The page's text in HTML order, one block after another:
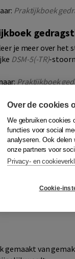
Praktijkboek
je meer over het
DSM-5(-TR)-
Praktijkboek
Set
gemaakt van
Over de cookies
We gebruiken cookies
functies voor social
analyseren. Ook delen
onze partners voor
Privacy- en
Cookie-